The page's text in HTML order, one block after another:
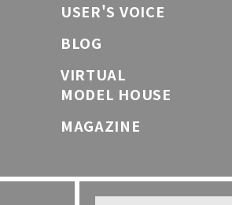
USER'S VOICE
BLOG
VIRTUAL
MODEL HOUSE
MAGAZINE